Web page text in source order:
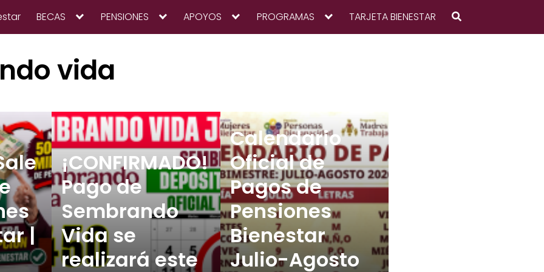
BECAS PENSIONES APOYOS PROGRAMAS TARJETA BIENESTAR
vida
|
¡CONFIRMADO!
Pago de
Sembrando
Vida se
realizará este
Calendario
Oficial de
Pagos de
Pensiones
Bienestar
Julio-Agosto